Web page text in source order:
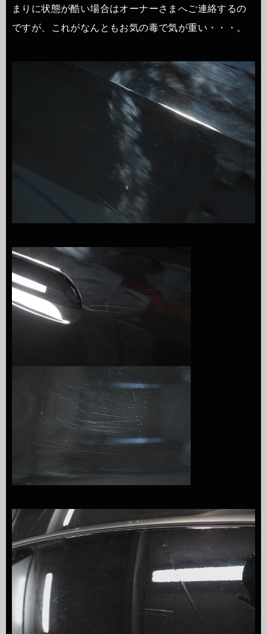
まりに状態が酷い場合はオーナーさまへご連絡するの
ですが、これがなんともお気の毒で気が重い・・・。